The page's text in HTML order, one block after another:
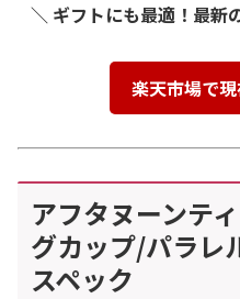
＼ ギフトにも最適！最新
楽天市場で
アフタヌーンテ
グカップ/パラレ
スペック